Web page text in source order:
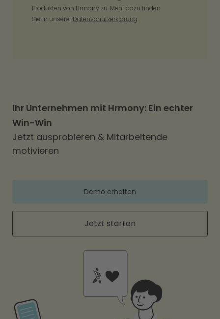
Produkten von Hrmony zu. Mehr dazu finden
Sie in unserer Datenschutzerklärung.
Ihr Unternehmen mit Hrmony: Ein echter
Win-Win
Jetzt ausprobieren & Mitarbeitende
motivieren
Demo erhalten
Jetzt starten